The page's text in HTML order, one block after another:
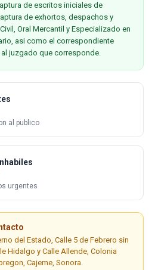
de escritos iniciales de
de exhortos, despachos y
Oral Mercantil y Especializado en
asi como el correspondiente
juzgado que corresponde.
al publico
urgentes
del Estado, Calle 5 de Febrero sin
Hidalgo y Calle Allende, Colonia
Cajeme, Sonora.